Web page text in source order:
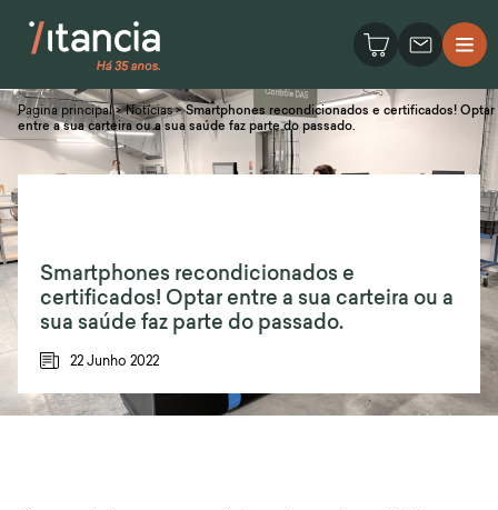
Pagina principal>Notícias>Smartphones recondicionados e certificados! Optar
entre a sua carteira ou a sua saúde faz parte do passado.
Smartphones recondicionados e
certificados! Optar entre a sua carteira ou a
sua saúde faz parte do passado.
22 Junho 2022